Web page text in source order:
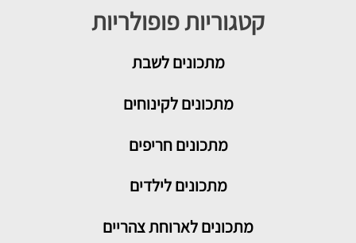
קטגוריות פופולריות
מתכוניםלשבת
מתכונים לקינוחים
מתכונים חריפים
מתכונים לילדים
מתכונים לארוחת צהריים